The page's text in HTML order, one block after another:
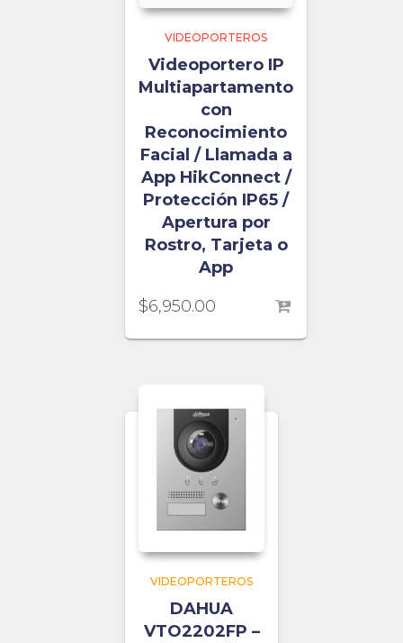
VIDEOPORTEROS
Videoportero IP
Multiapartamento
con
Reconocimiento
Facial / Llamada a
App HikConnect /
Protección IP65 /
Apertura por
Rostro, Tarjeta o
App
$6,950.00
VIDEOPORTEROS
DAHUA
VTO2202FP –